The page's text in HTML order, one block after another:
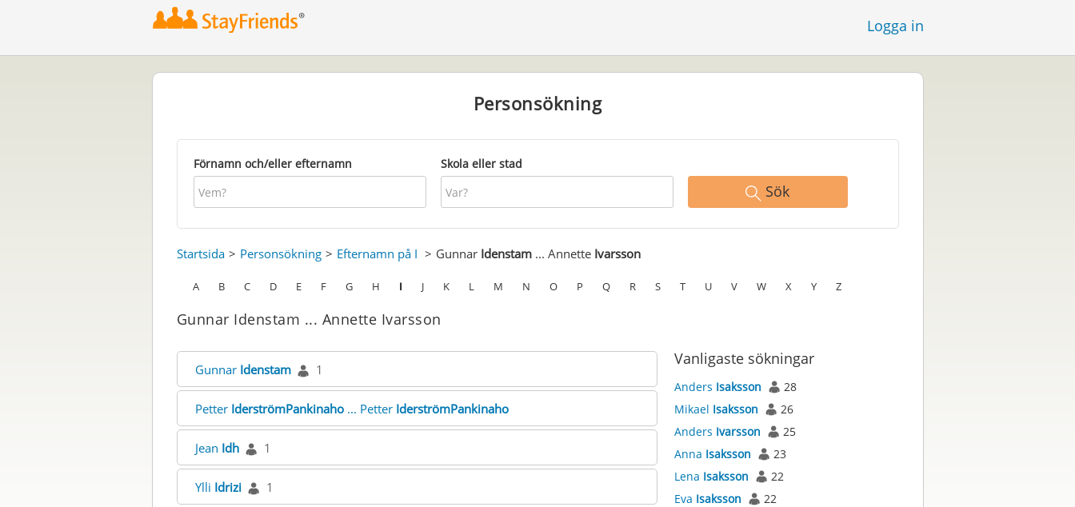
Logga in
Personsökning
Förnamn och/eller efternamn Skola eller stad
Sök
Startsida Personsökning Efternamn på I Gunnar Idenstam... Annette Ivarsson
A B C D E F G H I J K L M N O P Q R S T U V W X Y Z
Gunnar Idenstam ... Annette Ivarsson
Gunnar Idenstam 1
Petter IderströmPankinaho... Petter IderströmPankinaho
Jean Idh 1
Ylli Idrizi 1
Vanligaste sökningar
Anders Isaksson
28
Mikael Isaksson
26
Anders Ivarsson
25
Anna Isaksson
23
Lena Isaksson
22
Eva Isaksson
22